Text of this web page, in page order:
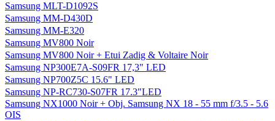
Samsung MLT-D1092S
Samsung MM-D430D
Samsung MM-E320
Samsung MV800 Noir
Samsung MV800 Noir + Etui Zadig & Voltaire Noir
Samsung NP300E7A-S09FR 17,3" LED
Samsung NP700Z5C 15.6" LED
Samsung NP-RC730-S07FR 17.3"LED
Samsung NX1000 Noir + Obj. Samsung NX 18 - 55 mm f/3.5 - 5.6
OIS